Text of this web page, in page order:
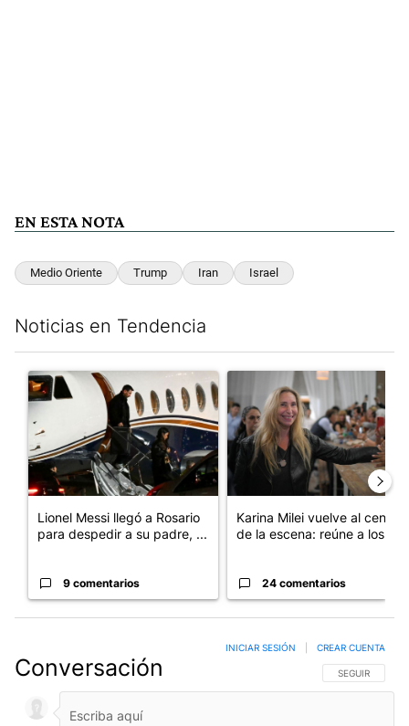
EN ESTA NOTA
Medio Oriente Trump Iran Israel
Noticias en Tendencia
Un artículo de tendencia con el título "Lionel Messi llegó a
Lionel Messi llegó a Rosario
para despedir a su padre, ...
9 comentarios
Un artículo de tendencia
Karina Milei vuelve al centro
de la escena: reúne a los...
24 comentarios
Conversación SIGA ESTA
SEGUIR
INICIAR SESIÓN CREAR CUENTA